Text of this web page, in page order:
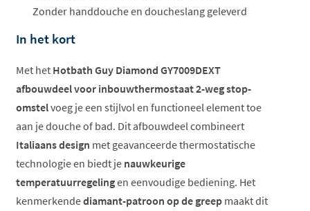
Zonder handdouche en doucheslang geleverd
In het kort
Met het Hotbath Guy Diamond GY7009DEXT
afbouwdeel voor inbouwthermostaat 2-weg stop-
omstelvoeg je een stijlvol en functioneel element toe
aan je douche of bad. Dit afbouwdeel combineert
Italiaans design met geavanceerde thermostatische
technologie en biedt je nauwkeurige
temperatuurregelingen eenvoudige bediening. Het
kenmerkendediamant-patroon op de greep maakt dit